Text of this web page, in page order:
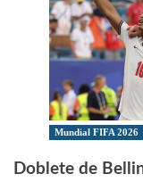
Mundial FIFA 2026
Doblete de